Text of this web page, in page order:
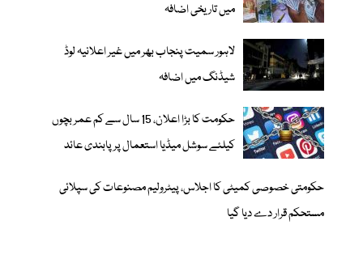
میں تاریخی اضافہ
لاہور سمیت پنجاب بھر میں غیر اعلانیہ لوڈ
شیڈنگ میں اضافہ
حکومت کا بڑا اعلان، 15 سال سے کم عمر بچوں
کیلئے سوشل میڈیا استعمال پر پابندی عائد
حکومتی خصوصی کمیٹی کا اجلاس، پیٹرولیم مصنوعات کی سپلائی
مستحکم قرار دے دیا گیا